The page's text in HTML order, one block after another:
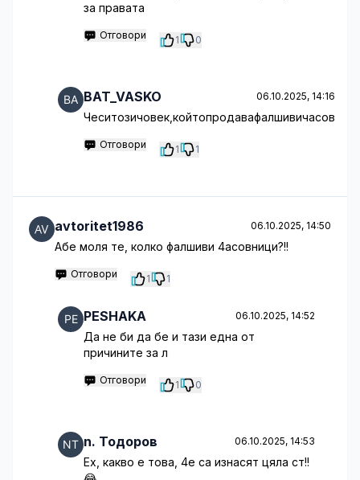
за правата
Отговори 1 0
BAT_VASKO 06.10.2025, 14:16
Чеситозичовек,койтопродавафалшивичасов
Отговори 1 1
avtoritet1986 06.10.2025, 14:50
Абе моля те, колко фалшиви 4асовници?!!
Отговори 1 1
PESHAKA 06.10.2025, 14:52
Да не би да бе и тази една от
причините за л
Отговори 1 0
n. Тодоров 06.10.2025, 14:53
Ех, какво е това, 4е са изнасят цяла ст!!